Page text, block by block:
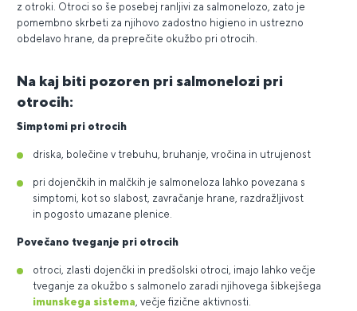
z otroki. Otroci so še posebej ranljivi za salmonelozo, zato je
pomembno skrbeti za njihovo zadostno higieno in ustrezno
obdelavo hrane, da preprečite okužbo pri otrocih.
Na kaj biti pozoren pri salmonelozi pri
otrocih:
Simptomi pri otrocih
driska, bolečine v trebuhu, bruhanje, vročina in utrujenost
pri dojenčkih in malčkih je salmoneloza lahko povezana s
simptomi, kot so slabost, zavračanje hrane, razdražljivost
in pogosto umazane plenice.
Povečano tveganje pri otrocih
otroci, zlasti dojenčki in predšolski otroci, imajo lahko večje
tveganje za okužbo s salmonelo zaradi njihovega šibkejšega
imunskega sistema, večje fizične aktivnosti.